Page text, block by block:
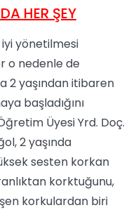
HER ŞEY
iyi yönetilmesi
o nedenle de
2 yaşından itibaren
başladığını
Üyesi Yrd. Doç.
2 yaşında
sesten korkan
korktuğunu,
korkulardan biri